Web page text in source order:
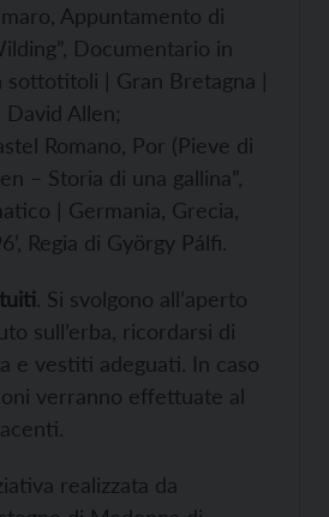
Appuntamento di
Documentario in
sottotitoli | Gran Bretagna |
David Allen;
Romano, Por (Pieve di
– Storia di una gallina”,
| Germania, Grecia,
Regia di György Pálfi.
. Si svolgono all’aperto
sull’erba, ricordarsi di
e vestiti adeguati. In caso
verranno effettuate al
realizzata da